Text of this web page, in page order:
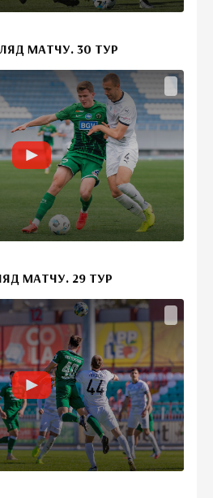
МАТЧУ. 30 ТУР
МАТЧУ. 29 ТУР